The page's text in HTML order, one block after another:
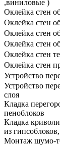
,виниловые )
Оклейка стен
Оклейка стен
Оклейка стен
Оклейка стен
Оклейка стен
Оклейка стен
Устройство
Устройство
слоя
Кладка
пеноблоков
Кладка
из
Монтаж шумо-